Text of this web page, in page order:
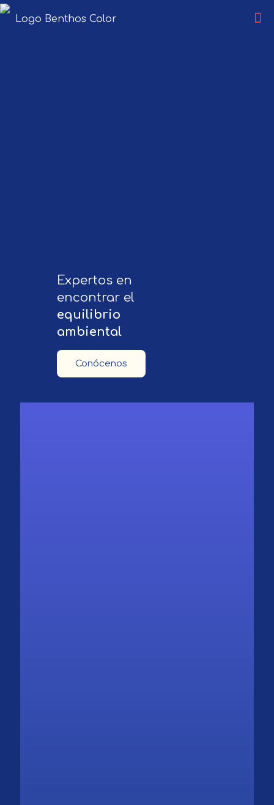
Expertos en
encontrar el
equilibrio
ambiental
Conócenos